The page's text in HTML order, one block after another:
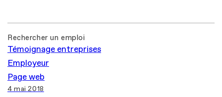
Rechercher un emploi
Témoignage entreprises
Employeur
Page web
4 mai 2018